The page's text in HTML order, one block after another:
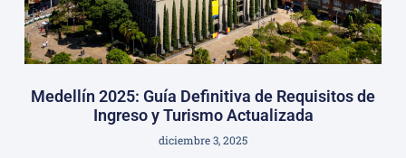
Medellín 2025: Guía Definitiva de Requisitos de
Ingreso y Turismo Actualizada
diciembre 3, 2025